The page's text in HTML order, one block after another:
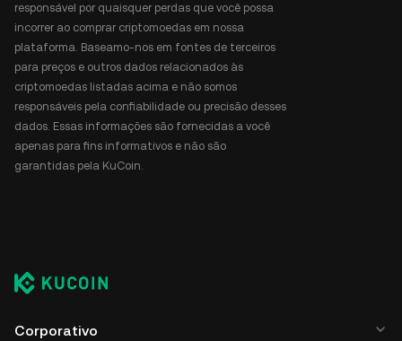
responsável por quaisquer perdas que você possa
incorrer ao comprar criptomoedas em nossa
plataforma. Baseamo-nos em fontes de terceiros
para preços e outros dados relacionados às
criptomoedas listadas acima e não somos
responsáveis pela confiabilidade ou precisão desses
dados. Essas informações são fornecidas a você
apenas para fins informativos e não são
garantidas pela KuCoin.
Corporativo